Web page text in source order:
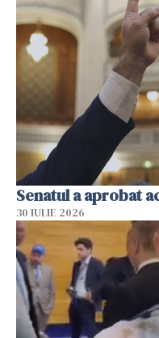
Senatul a aprobat
30 IULIE 2026